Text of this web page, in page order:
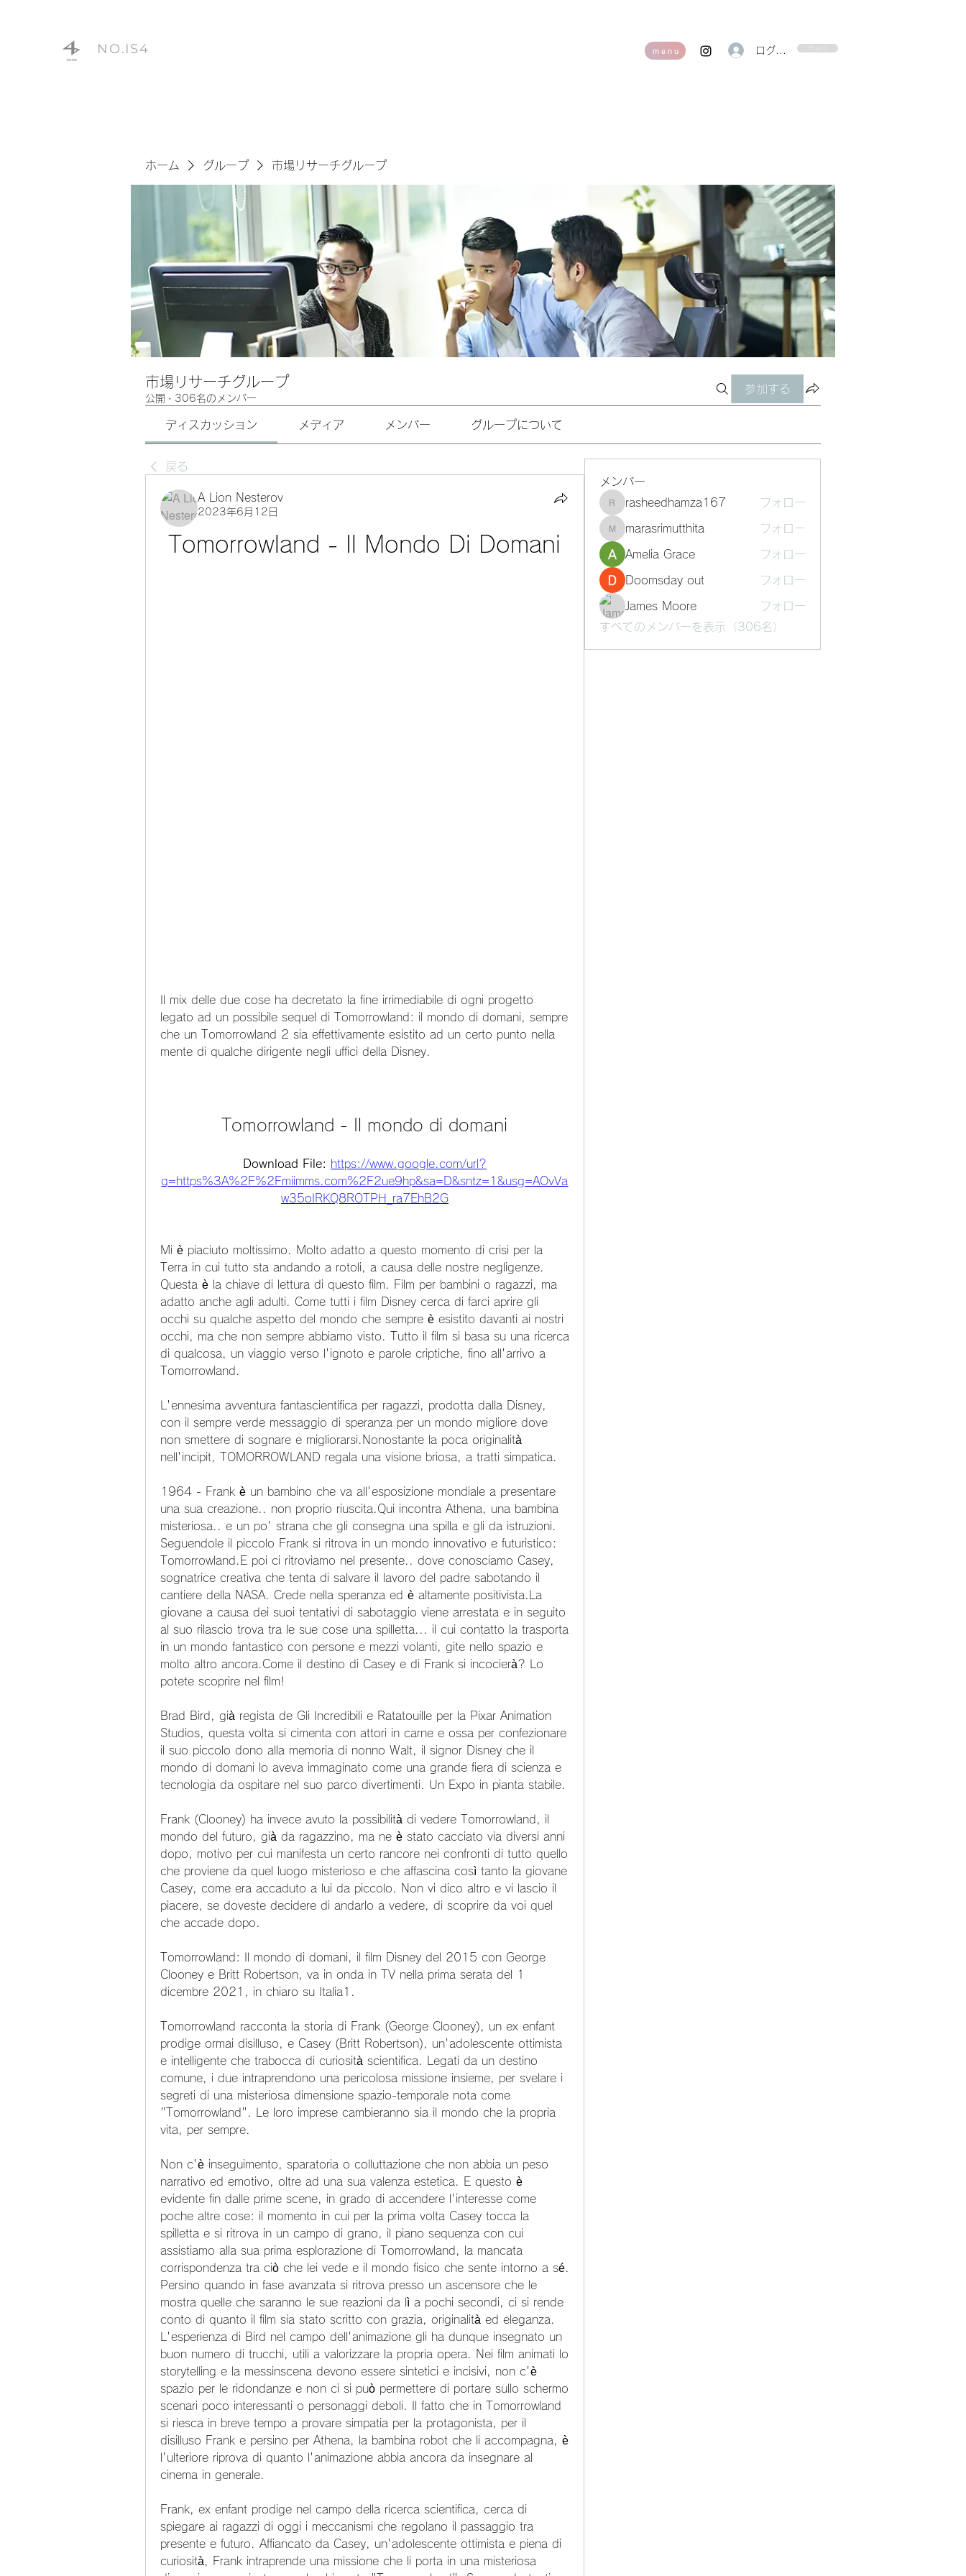
NO.IS4 m e n u ログイン
ホーム グループ 市場リサーチグループ
市場リサーチグループ
公開 · 306名のメンバー
参加する
ディスカッション メディア メンバー グループについて
戻る
A Lion Nesterov
2023年6月12日
Tomorrowland - Il Mondo Di Domani
Il mix delle due cose ha decretato la fine irrimediabile di ogni progetto
legato ad un possibile sequel di Tomorrowland: il mondo di domani, sempre
che un Tomorrowland 2 sia effettivamente esistito ad un certo punto nella
mente di qualche dirigente negli uffici della Disney.
Tomorrowland - Il mondo di domani
Download File:
https://www.google.com/url?
q=https%3A%2F%2Fmiimms.com%2F2ue9hp&sa=D&sntz=1&usg=AOvVa
w35oIRKQ8ROTPH_ra7EhB2G
Mi è piaciuto moltissimo. Molto adatto a questo momento di crisi per la
Terra in cui tutto sta andando a rotoli, a causa delle nostre negligenze.
Questa è la chiave di lettura di questo film. Film per bambini o ragazzi, ma
adatto anche agli adulti. Come tutti i film Disney cerca di farci aprire gli
occhi su qualche aspetto del mondo che sempre è esistito davanti ai nostri
occhi, ma che non sempre abbiamo visto. Tutto il film si basa su una ricerca
di qualcosa, un viaggio verso l'ignoto e parole criptiche, fino all'arrivo a
Tomorrowland.
L'ennesima avventura fantascientifica per ragazzi, prodotta dalla Disney,
con il sempre verde messaggio di speranza per un mondo migliore dove
non smettere di sognare e migliorarsi.Nonostante la poca originalità
nell'incipit, TOMORROWLAND regala una visione briosa, a tratti simpatica.
1964 - Frank è un bambino che va all'esposizione mondiale a presentare
una sua creazione.. non proprio riuscita.Qui incontra Athena, una bambina
misteriosa.. e un po' strana che gli consegna una spilla e gli da istruzioni.
Seguendole il piccolo Frank si ritrova in un mondo innovativo e futuristico:
Tomorrowland.E poi ci ritroviamo nel presente.. dove conosciamo Casey,
sognatrice creativa che tenta di salvare il lavoro del padre sabotando il
cantiere della NASA. Crede nella speranza ed è altamente positivista.La
giovane a causa dei suoi tentativi di sabotaggio viene arrestata e in seguito
al suo rilascio trova tra le sue cose una spilletta... il cui contatto la trasporta
in un mondo fantastico con persone e mezzi volanti, gite nello spazio e
molto altro ancora.Come il destino di Casey e di Frank si incocierà? Lo
potete scoprire nel film!
Brad Bird, già regista de Gli Incredibili e Ratatouille per la Pixar Animation
Studios, questa volta si cimenta con attori in carne e ossa per confezionare
il suo piccolo dono alla memoria di nonno Walt, il signor Disney che il
mondo di domani lo aveva immaginato come una grande fiera di scienza e
tecnologia da ospitare nel suo parco divertimenti. Un Expo in pianta stabile.
Frank (Clooney) ha invece avuto la possibilità di vedere Tomorrowland, il
mondo del futuro, già da ragazzino, ma ne è stato cacciato via diversi anni
dopo, motivo per cui manifesta un certo rancore nei confronti di tutto quello
che proviene da quel luogo misterioso e che affascina così tanto la giovane
Casey, come era accaduto a lui da piccolo. Non vi dico altro e vi lascio il
piacere, se doveste decidere di andarlo a vedere, di scoprire da voi quel
che accade dopo.
Tomorrowland: Il mondo di domani, il film Disney del 2015 con George
Clooney e Britt Robertson, va in onda in TV nella prima serata del 1
dicembre 2021, in chiaro su Italia1.
Tomorrowland racconta la storia di Frank (George Clooney), un ex enfant
prodige ormai disilluso, e Casey (Britt Robertson), un'adolescente ottimista
e intelligente che trabocca di curiosità scientifica. Legati da un destino
comune, i due intraprendono una pericolosa missione insieme, per svelare i
segreti di una misteriosa dimensione spazio-temporale nota come
"Tomorrowland". Le loro imprese cambieranno sia il mondo che la propria
vita, per sempre.
Non c'è inseguimento, sparatoria o colluttazione che non abbia un peso
narrativo ed emotivo, oltre ad una sua valenza estetica. E questo è
evidente fin dalle prime scene, in grado di accendere l'interesse come
poche altre cose: il momento in cui per la prima volta Casey tocca la
spilletta e si ritrova in un campo di grano, il piano sequenza con cui
assistiamo alla sua prima esplorazione di Tomorrowland, la mancata
corrispondenza tra ciò che lei vede e il mondo fisico che sente intorno a sé.
Persino quando in fase avanzata si ritrova presso un ascensore che le
mostra quelle che saranno le sue reazioni da lì a pochi secondi, ci si rende
conto di quanto il film sia stato scritto con grazia, originalità ed eleganza.
L'esperienza di Bird nel campo dell'animazione gli ha dunque insegnato un
buon numero di trucchi, utili a valorizzare la propria opera. Nei film animati lo
storytelling e la messinscena devono essere sintetici e incisivi, non c'è
spazio per le ridondanze e non ci si può permettere di portare sullo schermo
scenari poco interessanti o personaggi deboli. Il fatto che in Tomorrowland
si riesca in breve tempo a provare simpatia per la protagonista, per il
disilluso Frank e persino per Athena, la bambina robot che li accompagna, è
l'ulteriore riprova di quanto l'animazione abbia ancora da insegnare al
cinema in generale.
Frank, ex enfant prodige nel campo della ricerca scientifica, cerca di
spiegare ai ragazzi di oggi i meccanismi che regolano il passaggio tra
presente e futuro. Affiancato da Casey, un'adolescente ottimista e piena di
curiosità, Frank intraprende una missione che li porta in una misteriosa
メンバー
rasheedhamza167
rasheedhamza167 フォロー
marasrimutthita
marasrimutthita フォロー
Amelia Grace フォロー
Doomsday out フォロー
James Moore
フォロー
すべてのメンバーを表示（306名）